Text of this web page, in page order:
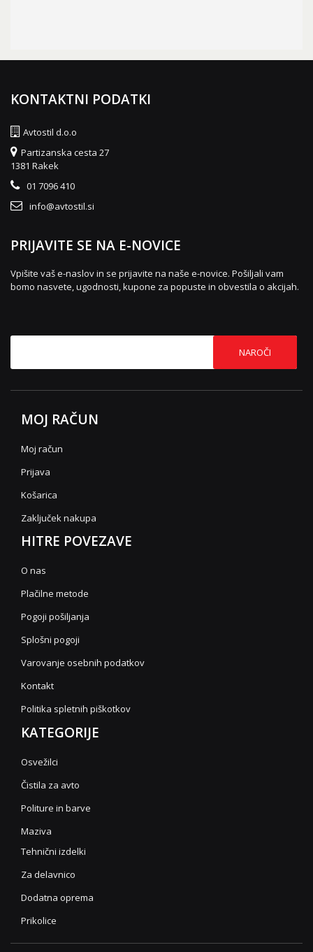
KONTAKTNI PODATKI
Avtostil d.o.o
Partizanska cesta 27
1381 Rakek
01 7096 410
info@avtostil.si
PRIJAVITE SE NA E-NOVICE
Vpišite vaš e-naslov in se prijavite na naše e-novice. Pošiljali vam
bomo nasvete, ugodnosti, kupone za popuste in obvestila o akcijah.
NAROČI
MOJ RAČUN
Moj račun
Prijava
Košarica
Zaključek nakupa
HITRE POVEZAVE
O nas
Plačilne metode
Pogoji pošiljanja
Splošni pogoji
Varovanje osebnih podatkov
Kontakt
Politika spletnih piškotkov
KATEGORIJE
Osvežilci
Čistila za avto
Politure in barve
Maziva
Tehnični izdelki
Za delavnico
Dodatna oprema
Prikolice